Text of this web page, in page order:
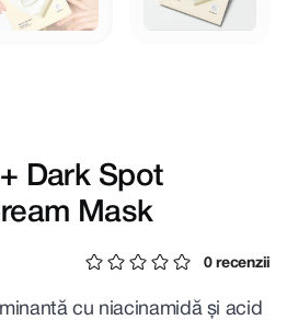
Dark Spot
Mask
0 recenzii
cu niacinamidă și acid